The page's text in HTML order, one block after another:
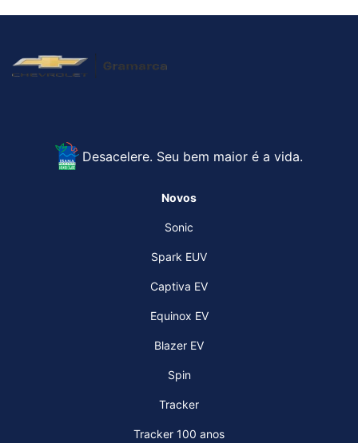
Desacelere. Seu bem maior é a vida.
Novos
Sonic
Spark EUV
Captiva EV
Equinox EV
Blazer EV
Spin
Tracker
Tracker 100 anos